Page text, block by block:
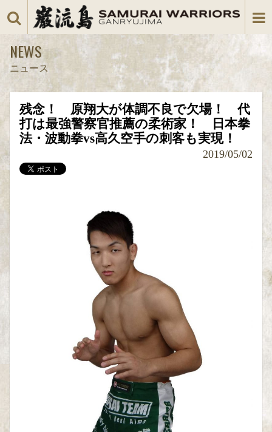
NEWS
ニュース
残念！ 原翔大が体調不良で欠場！ 代
打は最強警察官推薦の柔術家！ 日本拳
法・波動拳vs高久空手の刺客も実現！
2019/05/02